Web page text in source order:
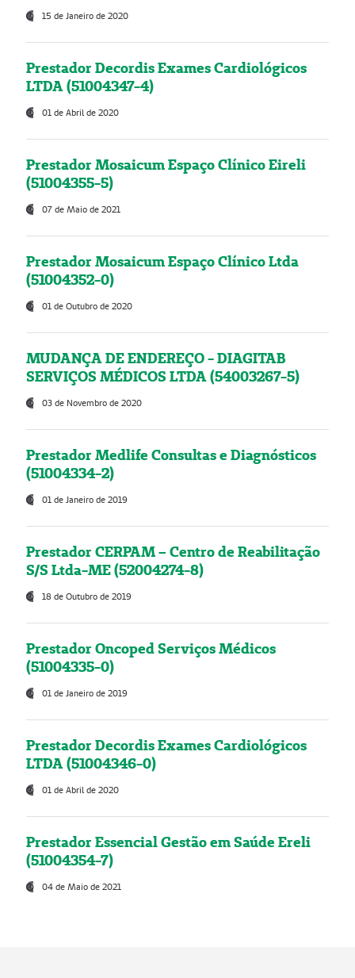
15 de Janeiro de 2020
Prestador Decordis Exames Cardiológicos
LTDA (51004347-4)
01 de Abril de 2020
Prestador Mosaicum Espaço Clínico Eireli
(51004355-5)
07 de Maio de 2021
Prestador Mosaicum Espaço Clínico Ltda
(51004352-0)
01 de Outubro de 2020
MUDANÇA DE ENDEREÇO - DIAGITAB
SERVIÇOS MÉDICOS LTDA (54003267-5)
03 de Novembro de 2020
Prestador Medlife Consultas e Diagnósticos
(51004334-2)
01 de Janeiro de 2019
Prestador CERPAM – Centro de Reabilitação
S/S Ltda-ME (52004274-8)
18 de Outubro de 2019
Prestador Oncoped Serviços Médicos
(51004335-0)
01 de Janeiro de 2019
Prestador Decordis Exames Cardiológicos
LTDA (51004346-0)
01 de Abril de 2020
Prestador Essencial Gestão em Saúde Ereli
(51004354-7)
04 de Maio de 2021